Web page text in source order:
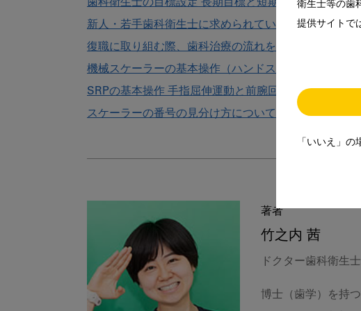
衛生士等の歯
提供サイトで
「いいえ」
歯科衛生士の目標設定 長期目標と短期目標のどっち
新人・若手歯科衛生士に求められている能力について
復職に取り組む際、歯科治療の流れをざっくりおさら
機械スケーラーの基本操作（ハンドスケーリングとの
SRPの基本操作 手指屈伸運動と前腕回転運動について
スケーラーの番号の見分け方について教えてください
著者
竹之内 茜
ドクター歯科衛生
博士（歯学）を持